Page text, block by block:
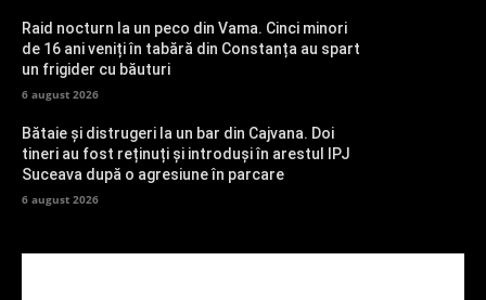
Raid nocturn la un peco din Vama. Cinci minori
de 16 ani veniți în tabără din Constanța au spart
un frigider cu băuturi
6 august 2026
Bătaie și distrugeri la un bar din Cajvana. Doi
tineri au fost reținuți și introduși în arestul IPJ
Suceava după o agresiune în parcare
6 august 2026